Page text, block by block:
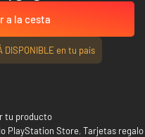
a la cesta
DISPONIBLE en tu país
tu producto
PlayStation Store, Tarjetas regalo